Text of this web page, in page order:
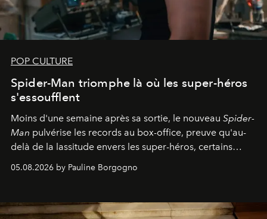
POP CULTURE
Spider-Man triomphe là où les super-héros
s'essoufflent
Moins d'une semaine après sa sortie, le nouveau Spider-
Man pulvérise les records au box-office, preuve qu'au-
delà de la lassitude envers les super-héros, certains
personnages continuent de susciter une ferveur intacte.
05.08.2026 by Pauline Borgogno